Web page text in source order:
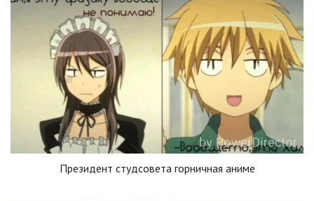
Президент студсовета горничная аниме